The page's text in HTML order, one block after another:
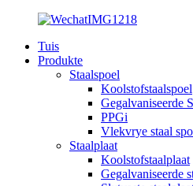
Tuis
Produkte
Staalspoel
Koolstofstaalspoel
Gegalvaniseerde
PPGi
Vlekvrye staal
Staalplaat
Koolstofstaalplaat
Gegalvaniseerde